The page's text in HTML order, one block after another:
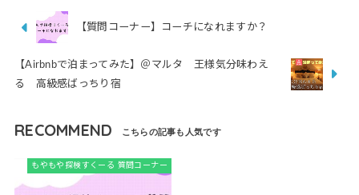
【質問コーナー】コーチになれますか？
【Airbnbで泊まってみた】＠マルタ 王様気分味わえ
る 高級感ばっちり宿
RECOMMEND
もやもや探検すくーる 質問コーナー